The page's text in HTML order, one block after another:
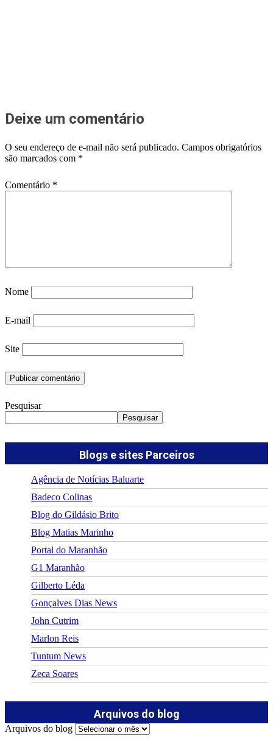
Deixe um comentário
O seu endereço de e-mail não será publicado. Campos obrigatórios
são marcados com *
Comentário *
Nome
E-mail
Site
Pesquisar
Pesquisar
Blogs e sites Parceiros
Agência de Notícias Baluarte
Badeco Colinas
Blog do Gildásio Brito
Blog Matias Marinho
Portal do Maranhão
G1 Maranhão
Gilberto Léda
Gonçalves Dias News
John Cutrim
Marlon Reis
Tuntum News
Zeca Soares
Arquivos do blog
Arquivos do blog